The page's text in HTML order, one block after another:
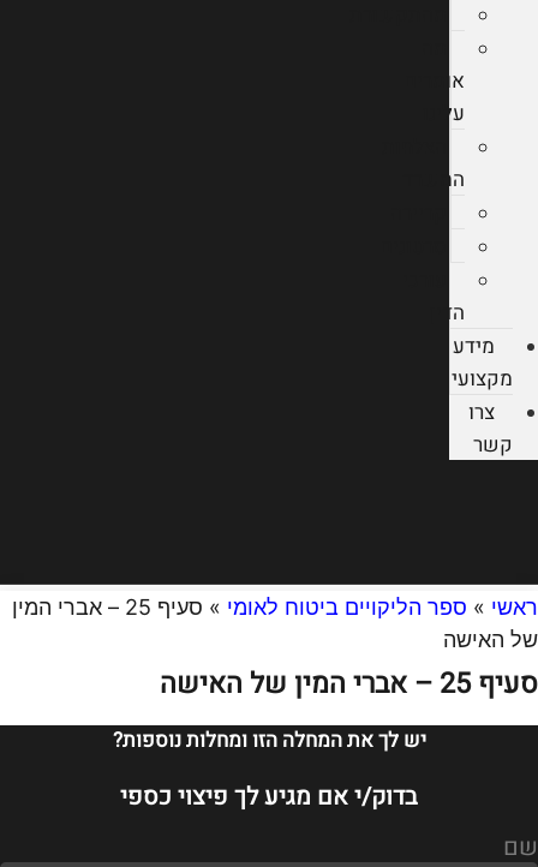
אומרים
עלינו
המשרד
הדין
מידע
מקצועי
צרו
קשר
ראשי » ספר הליקויים ביטוח לאומי »
סעיף 25 – אברי המין
של האישה
סעיף 25 – אברי המין של האישה
יש לך את המחלה הזו ומחלות נוספות?
בדוק/י אם מגיע לך פיצוי כספי
שם